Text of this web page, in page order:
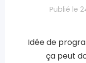
Publié le
Idée de
ça peut